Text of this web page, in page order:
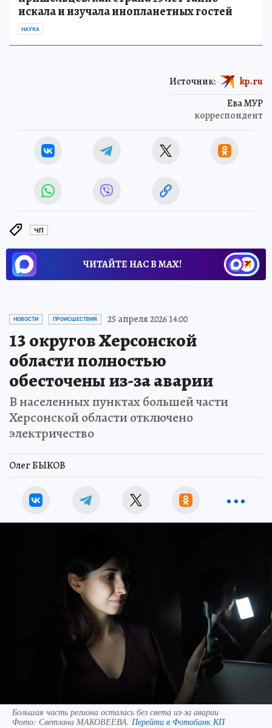
искала и изучала инопланетных гостей
НАУКА
Ева МУР
корреспондент
Источник: kp.ru
ЧП
ЧИТАЙТЕ НАС В МАХ!
НОВОСТИ ПРОИСШЕСТВИЯ 25 апреля 2026 14:00
13 округов Херсонской
области полностью
обесточены из-за аварии
В населенных пунктах большей части
Херсонской области отключено
электричество
Олег БЫКОВ
Большая часть региона осталась без света из-за аварии
Фото: Светлана МАКОВЕЕВА. Перейти в Фотобанк КП